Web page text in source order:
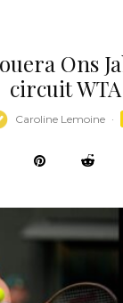
Ons
circuit
Caroline Lemoine ·